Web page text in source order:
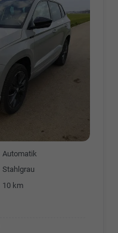
Automatik
Stahlgrau
10 km